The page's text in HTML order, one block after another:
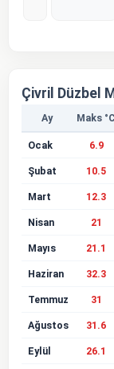
Çivril Düzbel
Ay Maks °C
Ocak 6.9
Şubat 10.5
Mart 12.3
Nisan 21
Mayıs 21.1
Haziran 32.3
Temmuz 31
Ağustos 31.6
Eylül 26.1